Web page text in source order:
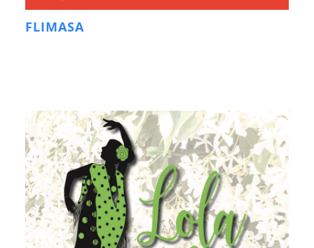
FLIMASA